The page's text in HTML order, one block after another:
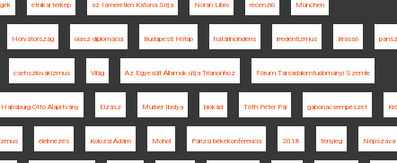
etnikai térkép az Ismeretlen Katona Sírja Noran Libro recenzió München
Horvátország olasz diplomácia Budapesti Hírlap határincindens irredentizmus Brassó
csehszlovakizmus Világ Az Egyesült Államok útja Trianonhoz Fórum Társadalomtudományi Szemle
Habsburg Ottó Alapítvány Elzász Murber Ibolya blokád Tóth Péter Pál gabonacsempészet
élelmezés Kolozsi Ádám Mohol Párizsi békekonferencia 2018 tényleg Népszava